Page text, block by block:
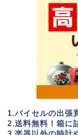
1.バイセルの出張
2.送料無料！箱に